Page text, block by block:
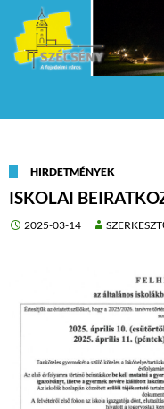
HIRDETMÉNYEK
ISKOLAI
2025-03-14